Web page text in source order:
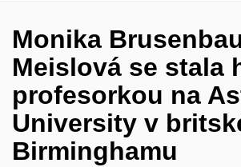
Monika
Meislová se stala
profesorkou na
University v
Birminghamu